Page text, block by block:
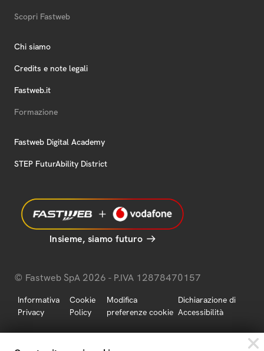
Scopri Fastweb
Chi siamo
Credits e note legali
Fastweb.it
Formazione
Fastweb Digital Academy
STEP FuturAbility District
Insieme, siamo futuro
© Fastweb SpA 2026 - P.IVA 12878470157
Informativa
Privacy
Cookie
Policy
Modifica
preferenze cookie
Dichiarazione di
Accessibilità